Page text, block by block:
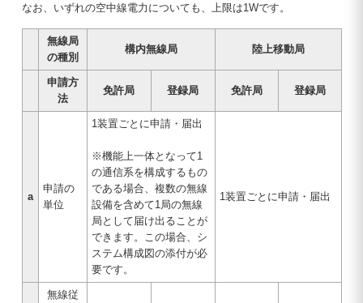
なお、いずれの空中線電力についても、上限は1Wです。
無線局
の種別
構内無線局 陸上移動局
申請方
法
免許局 登録局 免許局 登録局
a
申請の
単位
1装置ごとに申請・届出
※機能上一体となって1
の通信系を構成するもの
である場合、複数の無線
設備を含めて1局の無線
局として届け出ることが
できます。この場合、シ
ステム構成図の添付が必
要です。
1装置ごとに申請・届出
無線従